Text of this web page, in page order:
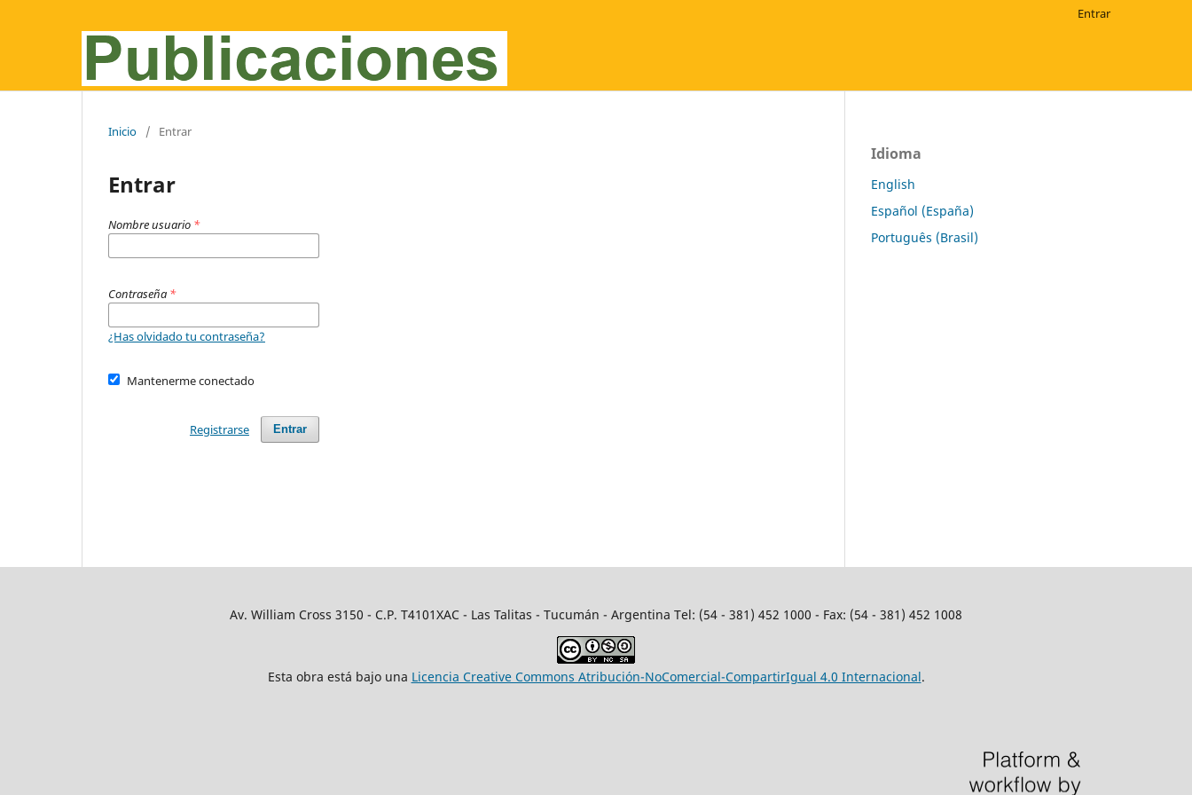
Entrar
Inicio / Entrar
Entrar
Nombre usuario *
Contraseña *
¿Has olvidado tu contraseña?
Mantenerme conectado
Entrar
Registrarse
Idioma
English
Español (España)
Português (Brasil)
Av. William Cross 3150 - C.P. T4101XAC - Las Talitas - Tucumán - Argentina Tel: (54 - 381) 452 1000 - Fax: (54 - 381) 452 1008
Esta obra está bajo una Licencia Creative Commons Atribución-NoComercial-CompartirIgual 4.0 Internacional.